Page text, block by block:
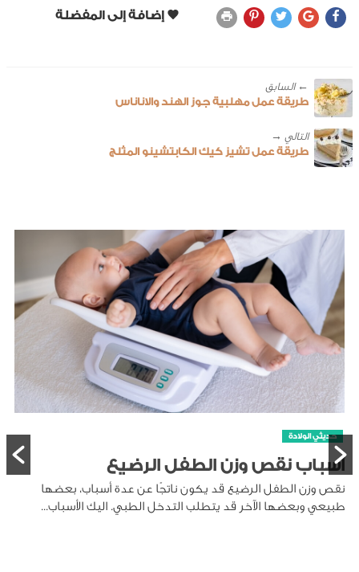
← ‎السابق
طريقة عمل مهلبية جوز الهند والاناناس
طريقة عمل تشيز كيك الكابتشينو المثلج
حديثي الولادة
أسباب نقص وزن الطفل الرضيع
نقص وزن الطفل الرضيع قد يكون ناتجًا عن عدة أسباب، بعضها
طبيعي وبعضها الآخر قد يتطلب التدخل الطبي. اليك الأسباب...